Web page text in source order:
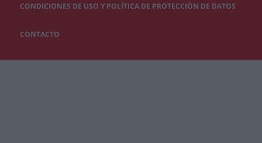
CONDICIONES DE USO Y POLÍTICA DE PROTECCIÓN DE DATOS
CONTACTO